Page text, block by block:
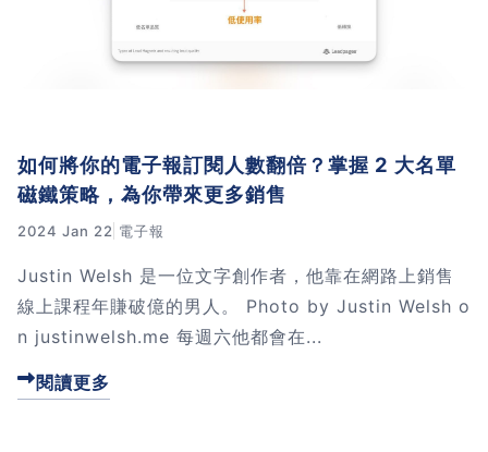
如何將你的電子報訂閱人數翻倍？掌握 2 大名單
磁鐵策略，為你帶來更多銷售
2024 Jan 22 電子報
Justin Welsh 是一位文字創作者，他靠在網路上銷售
線上課程年賺破億的男人。 Photo by Justin Welsh o
n justinwelsh.me 每週六他都會在...
閱讀更多